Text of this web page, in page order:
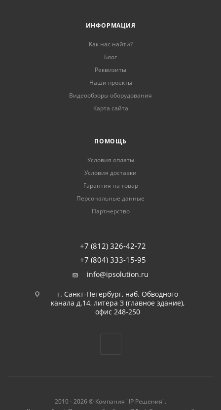
ИНФОРМАЦИЯ
Как нас найти?
Блог
Реквизиты
Наши проекты
Видеообзоры оборудования
Карта сайта
ПОМОЩЬ
Условия оплаты
Условия доставки
Гарантия на товар
Персональные данные
Партнерство
+7 (812) 326-42-72
+7 (804) 333-15-95
info@ipsolution.ru
г. Санкт-Петербург, наб. Обводного
канала д.14, литера З (главное здание),
офис 248-250
2010 - 2026 © Компания "IP Решения".